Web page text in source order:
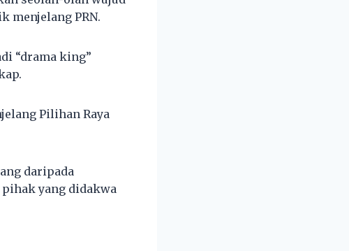
menjelang PRN.
“drama king”
Pilihan Raya
daripada
pihak yang didakwa